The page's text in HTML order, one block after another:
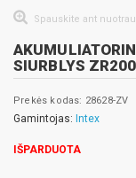
Spauskite ant
SIURBLYS
Prekės kodas: 28628-ZV
Gamintojas: Intex
IŠPARDUOTA